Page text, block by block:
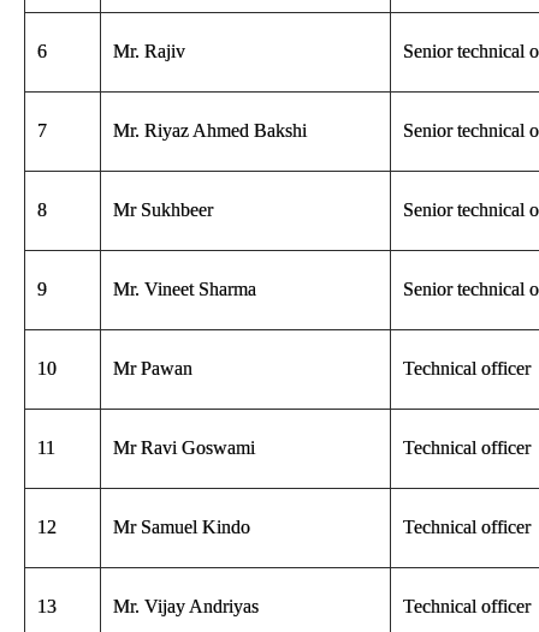
6 Mr. Rajiv Senior technical
7 Mr. Riyaz Ahmed Bakshi Senior technical
8 Mr Sukhbeer Senior technical
9 Mr. Vineet Sharma Senior technical
10 Mr Pawan Technical officer
11 Mr Ravi Goswami Technical officer
12 Mr Samuel Kindo Technical officer
13 Mr. Vijay Andriyas Technical officer